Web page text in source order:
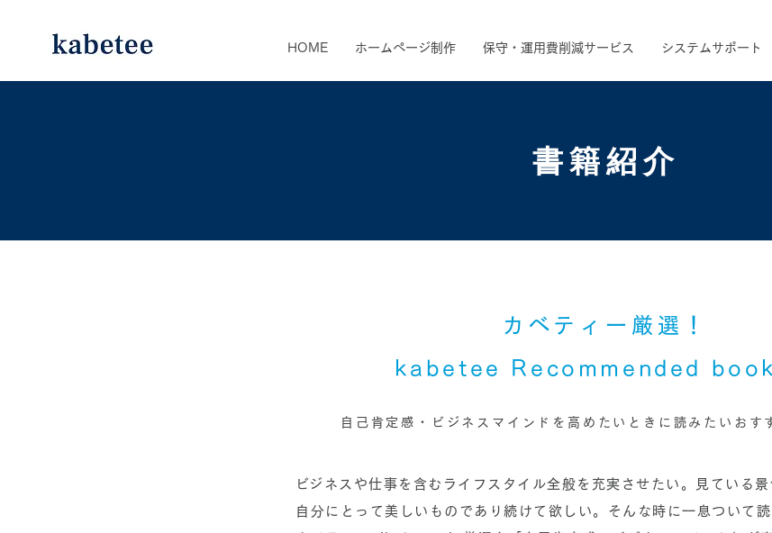
HOME ホームページ制作 保守・運用費削減サービス システムサポート
書籍紹介
カベティー厳選！
kabetee Recommended
自己肯定感・ビジネスマインドを高めたいときに読みたいおす
ビジネスや仕事を含むライフスタイル全般を充実させたい。見ている
自分にとって美しいものであり続けて欲しい。そんな時に一息ついて読